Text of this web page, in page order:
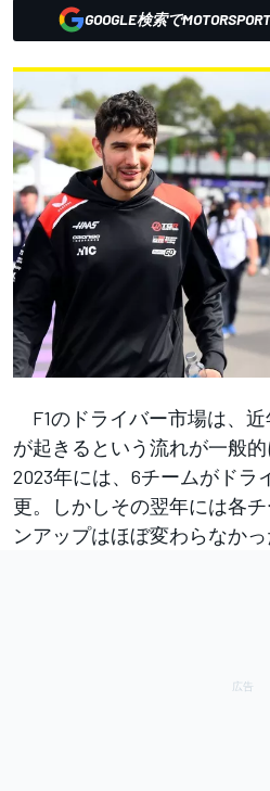
GOOGLE検索で
F1のドライバー市場は、近
が起きるという流れが一般
2023年には、6チームがドラ
更。しかしその翌年には各
ンアップはほぼ変わらなかっ